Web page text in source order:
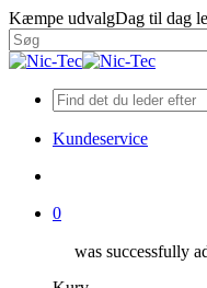
Skip
to
main
Kæmpe udvalgDag til dag
Close
Kundeservice
0
was successfully